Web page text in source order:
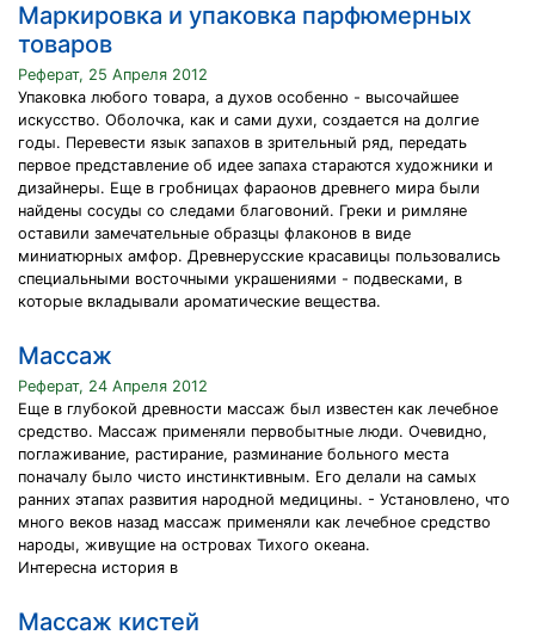
Маркировка и упаковка парфюмерных
товаров
Реферат, 25 Апреля 2012
Упаковка любого товара, а духов особенно - высочайшее
искусство. Оболочка, как и сами духи, создается на долгие
годы. Перевести язык запахов в зрительный ряд, передать
первое представление об идее запаха стараются художники и
дизайнеры. Еще в гробницах фараонов древнего мира были
найдены сосуды со следами благовоний. Греки и римляне
оставили замечательные образцы флаконов в виде
миниатюрных амфор. Древнерусские красавицы пользовались
специальными восточными украшениями - подвесками, в
которые вкладывали ароматические вещества.
Массаж
Реферат, 24 Апреля 2012
Еще в глубокой древности массаж был известен как лечебное
средство. Массаж применяли первобытные люди. Очевидно,
поглаживание, растирание, разминание больного места
поначалу было чисто инстинктивным. Его делали на самых
ранних этапах развития народной медицины. - Установлено, что
много веков назад массаж применяли как лечебное средство
народы, живущие на островах Тихого океана.
Интересна история в
Массаж кистей